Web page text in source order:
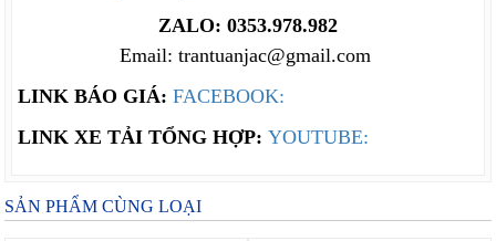
ZALO: 0353.978.982
Email: trantuanjac@gmail.com
LINK BÁO GIÁ: FACEBOOK:
LINK XE TẢI TỔNG HỢP: YOUTUBE:
SẢN PHẨM CÙNG LOẠI